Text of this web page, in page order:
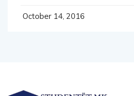
October 14, 2016